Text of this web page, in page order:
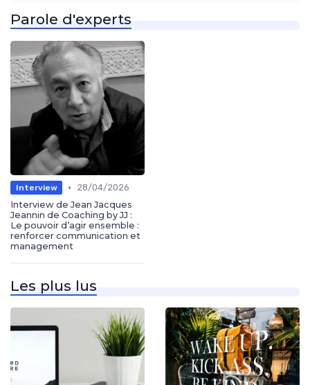
Parole d'experts
Interview •
28/04/2026
Interview de Jean Jacques
Jeannin de Coaching by JJ :
Le pouvoir d’agir ensemble :
renforcer communication et
management
Les plus lus